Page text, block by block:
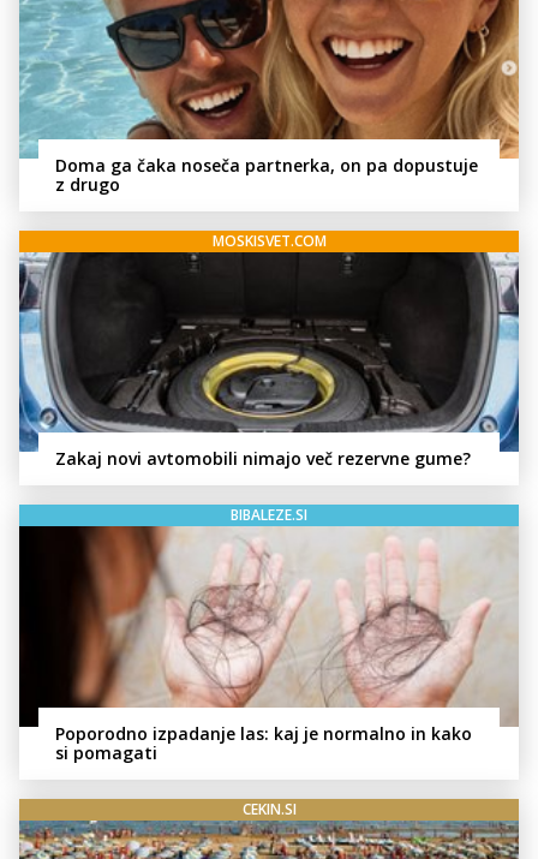
Doma ga čaka noseča partnerka, on pa dopustuje
z drugo
MOSKISVET.COM
Zakaj novi avtomobili nimajo več rezervne gume?
BIBALEZE.SI
Poporodno izpadanje las: kaj je normalno in kako
si pomagati
CEKIN.SI